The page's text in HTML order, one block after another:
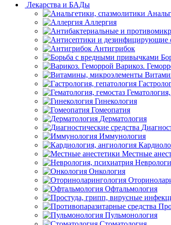
Лекарства и БАДы
Аллергия
Антигрибок
Варикоз.
Гинекология
Гомеопатия
Дерматология
Иммунология
Местные
Онкология
Офтальмология
Пульмонология